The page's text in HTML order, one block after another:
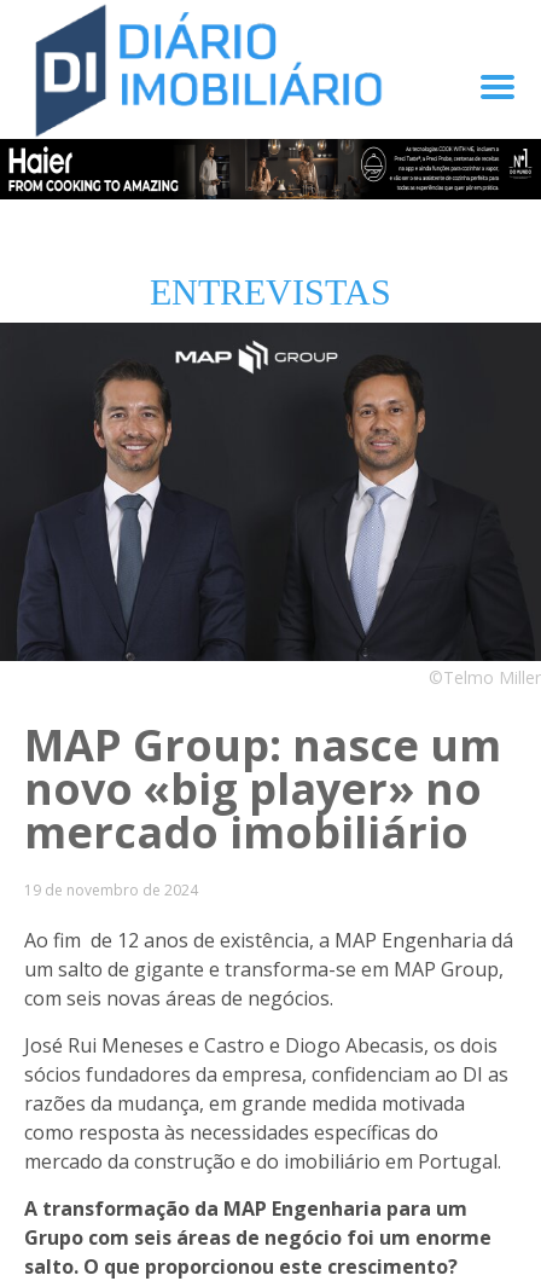
ENTREVISTAS
©Telmo Miller
MAP Group: nasce um
novo «big player» no
mercado imobiliário
19 de novembro de 2024
Ao fim de 12 anos de existência, a MAP Engenharia dá
um salto de gigante e transforma-se em MAP Group,
com seis novas áreas de negócios.
José Rui Meneses e Castro e Diogo Abecasis, os dois
sócios fundadores da empresa, confidenciam ao DI as
razões da mudança, em grande medida motivada
como resposta às necessidades específicas do
mercado da construção e do imobiliário em Portugal.
A transformação da MAP Engenharia para um
Grupo com seis áreas de negócio foi um enorme
salto. O que proporcionou este crescimento?